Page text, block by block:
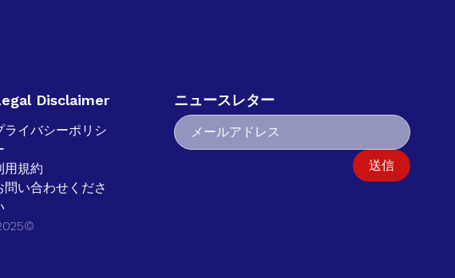
Disclaimer
ライバシーポリシ
用規約
問い合わせくださ
ニュースレター
送信